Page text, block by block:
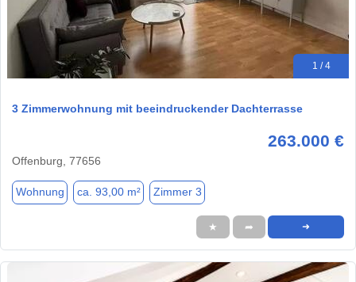
1 / 4
3 Zimmerwohnung mit beeindruckender Dachterrasse
263.000 €
Offenburg, 77656
Wohnung ca. 93,00 m² Zimmer 3
★ ➦ ➜